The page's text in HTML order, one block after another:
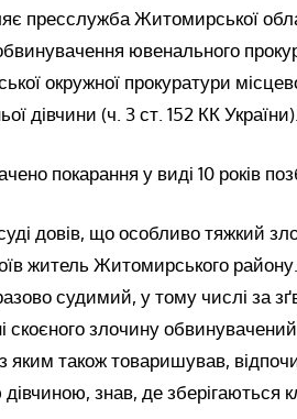
пресслужба Житомирської
ювенального
окружної прокуратури
дівчини (ч. 3 ст. 152 КК України).
покарання у виді 10 років
довів, що особливо тяжкий
житель Житомирського
судимий, у тому числі за
скоєного злочину
яким також товаришував,
дівчиною, знав, де зберігаються